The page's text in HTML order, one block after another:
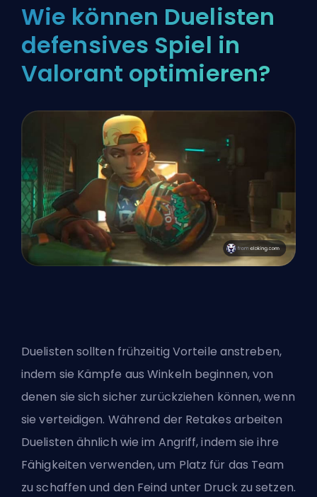
Wie können Duelisten
defensives Spiel in
Valorant optimieren?
Duelisten sollten frühzeitig Vorteile anstreben,
indem sie Kämpfe aus Winkeln beginnen, von
denen sie sich sicher zurückziehen können, wenn
sie verteidigen. Während der Retakes arbeiten
Duelisten ähnlich wie im Angriff, indem sie ihre
Fähigkeiten verwenden, um Platz für das Team
zu schaffen und den Feind unter Druck zu setzen.